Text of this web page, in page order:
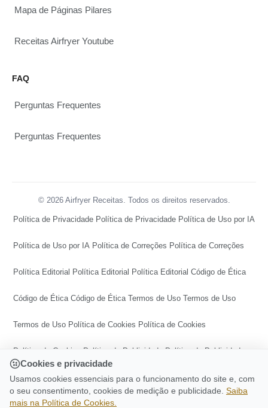
Mapa de Páginas Pilares
Receitas Airfryer Youtube
FAQ
Perguntas Frequentes
Perguntas Frequentes
© 2026 Airfryer Receitas. Todos os direitos reservados.
Política de Privacidade Política de Privacidade Política de Uso por IA
Política de Uso por IA Política de Correções Política de Correções
Política Editorial Política Editorial Política Editorial Código de Ética
Código de Ética Código de Ética Termos de Uso Termos de Uso
Termos de Uso Política de Cookies Política de Cookies
Política de Cookies Política de Publicidade Política de Publicidade
Política de Publicidade Central de Transparência
Central de Transparência Central de Transparência
Cookies e privacidade
Usamos cookies essenciais para o funcionamento do site e, com
o seu consentimento, cookies de medição e publicidade. Saiba
mais na Política de Cookies.